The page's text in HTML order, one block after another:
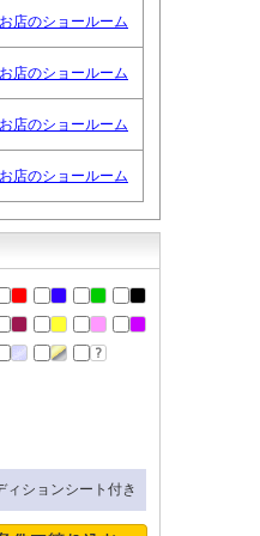
店のショールーム
店のショールーム
店のショールーム
店のショールーム
ィションシート付き